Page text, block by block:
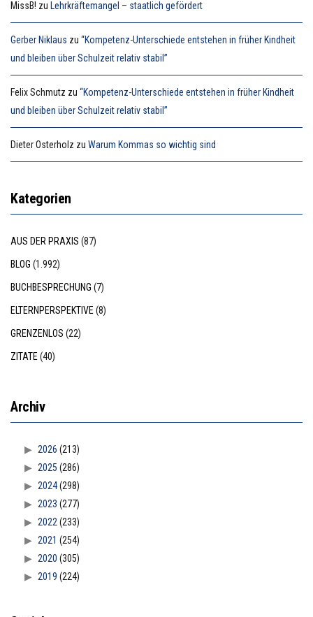
MissB! zu Lehrkräftemangel – staatlich gefördert
Gerber Niklaus zu “Kompetenz-Unterschiede entstehen in früher Kindheit
und bleiben über Schulzeit relativ stabil”
Felix Schmutz zu “Kompetenz-Unterschiede entstehen in früher Kindheit
und bleiben über Schulzeit relativ stabil”
Dieter Osterholz zu Warum Kommas so wichtig sind
Kategorien
AUS DER PRAXIS (87)
BLOG (1.992)
BUCHBESPRECHUNG (7)
ELTERNPERSPEKTIVE(8)
GRENZENLOS (22)
ZITATE(40)
Archiv
2026 (213)
2025 (286)
2024(298)
2023 (277)
2022(233)
2021 (254)
2020 (305)
2019 (224)